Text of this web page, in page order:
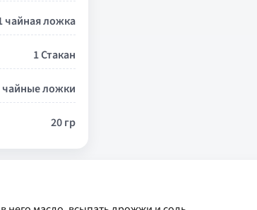
чайная ложка
1 Стакан
чайные ложки
20 гр